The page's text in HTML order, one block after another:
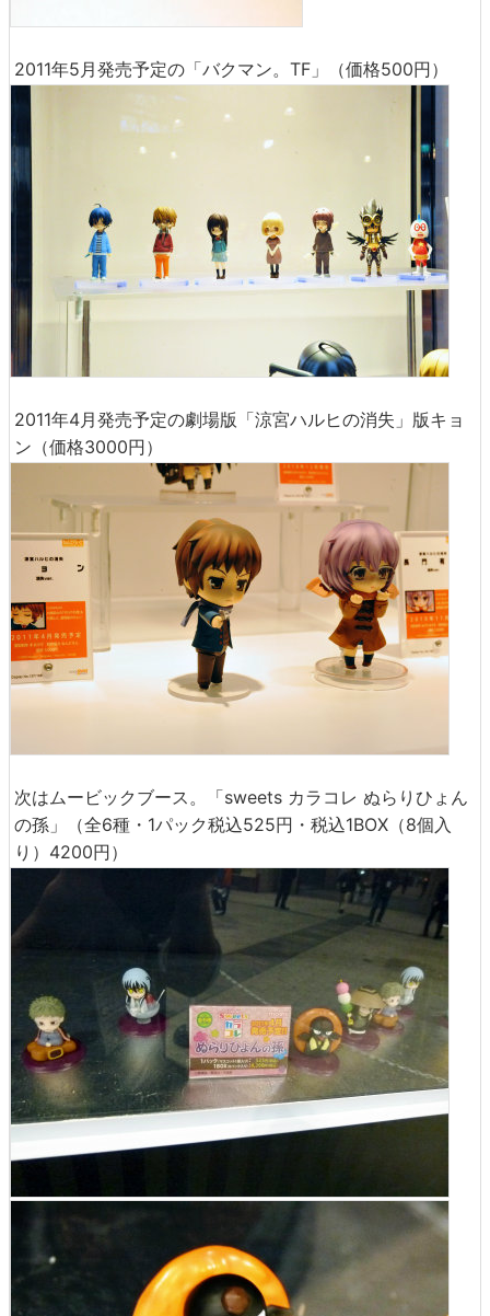
2011年5月発売予定の「バクマン。TF」（価格500円）
2011年4月発売予定の劇場版「涼宮ハルヒの消失」版キョ
ン（価格3000円）
次はムービックブース。「sweets カラコレ ぬらりひょん
の孫」（全6種・1パック税込525円・税込1BOX（8個入
り）4200円）